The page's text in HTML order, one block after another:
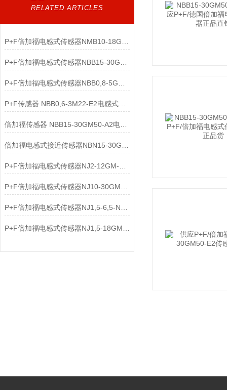
RELATED ARTICLES
P+F传感器 NBB0,6-3M22-E2电感式传感器介绍
倍加福传感器 NBB15-30GM50-A2电感式传感器相关介绍